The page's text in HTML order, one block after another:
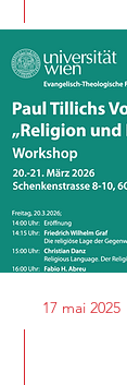
17 mai 2025